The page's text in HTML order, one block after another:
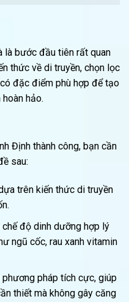
là bước đầu tiên rất quan
thức về di truyền, chọn lọc
đặc điểm phù hợp để tạo
hảo.
Định thành công, bạn cần
sau:
trên kiến thức di truyền
độ dinh dưỡng hợp lý
ngũ cốc, rau xanh vitamin
phương pháp tích cực, giúp
thiết mà không gây căng